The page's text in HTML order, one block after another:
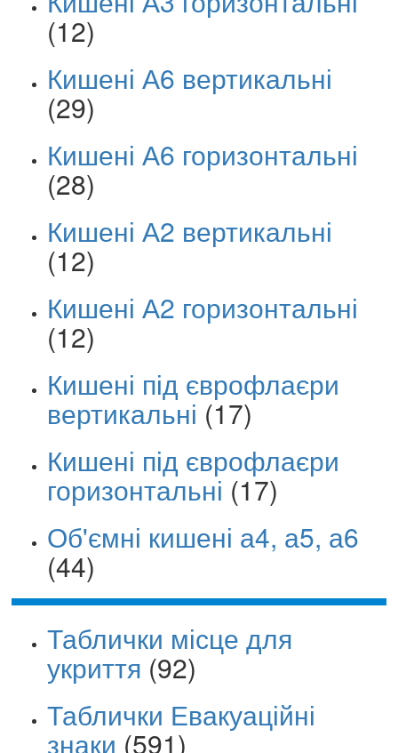
(12)
Кишені А6 вертикальні
(29)
Кишені А6 горизонтальні
(28)
Кишені А2 вертикальні
(12)
Кишені А2 горизонтальні
(12)
Кишені під єврофлаєри
вертикальні (17)
Кишені під єврофлаєри
горизонтальні (17)
Об'ємні кишені а4, а5, а6
(44)
Таблички місце для
укриття (92)
Таблички Евакуаційні
знаки (591)